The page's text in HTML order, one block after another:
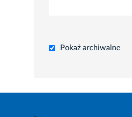
Pokaż archiwalne